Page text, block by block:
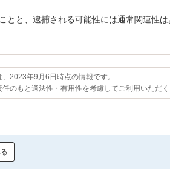
とと、逮捕される可能性には通常関連性は
、2023年9月6日時点の情報です。
任のもと適法性・有用性を考慮してご利用いただく